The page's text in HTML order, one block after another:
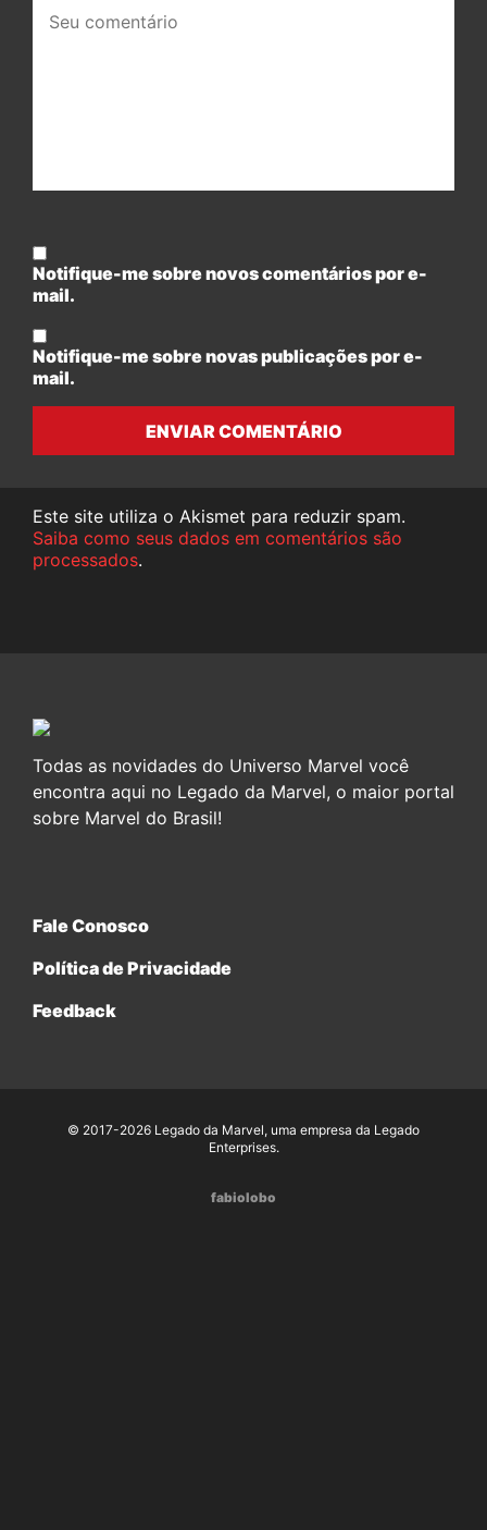
comentário:
Notifique-me sobre novos comentários por e-
mail.
Notifique-me sobre novas publicações por e-
mail.
ENVIAR COMENTÁRIO
Este site utiliza o Akismet para reduzir spam.
Saiba como seus dados em comentários são
processados.
Todas as novidades do Universo Marvel você
encontra aqui no Legado da Marvel, o maior portal
sobre Marvel do Brasil!
Fale Conosco
Política de Privacidade
Feedback
© 2017-2026 Legado da Marvel, uma empresa da Legado
Enterprises.
fabiolobo